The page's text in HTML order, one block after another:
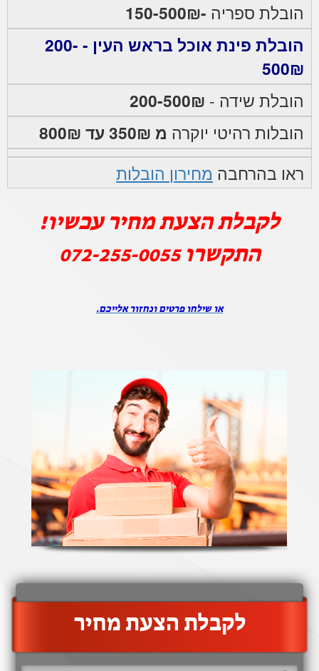
הובלת ספריה -150-500₪
הובלת פינת אוכל בראש העין - 200-
500₪
הובלת שידה - 200-500₪
הובלות רהיטי יוקרה מ 350₪ עד 800₪
ראו בהרחבה מחירון הובלות
לקבלת הצעת מחיר עכשיו!
התקשרו072-255-0055
או שילחו פרטים ונחזור אלייכם.
‫לקבלת הצעת מחיר